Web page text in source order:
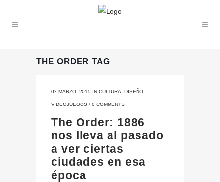
THE ORDER TAG
02 MARZO, 2015 IN CULTURA DISEÑO
VIDEOJUEGOS / 0 COMMENTS
The Order: 1886
nos lleva al pasado
a ver ciertas
ciudades en esa
época